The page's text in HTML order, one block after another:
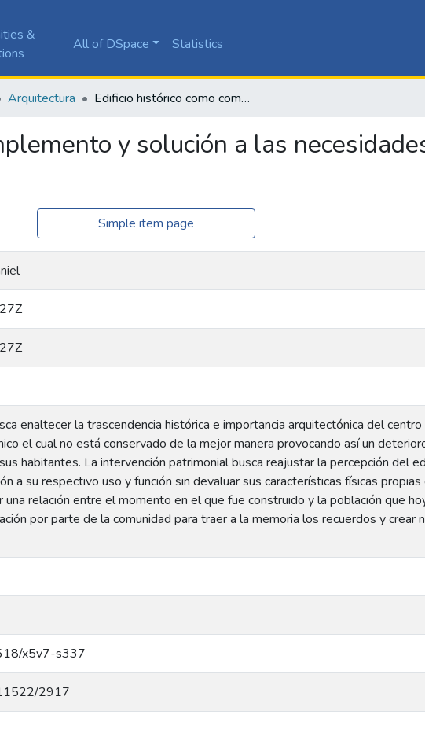
&
All of DSpace Statistics
Arquitectura Edificio histórico como complemento y solución a las necesidades de uso en el centro de Cali
y solución a las
Simple item page
enaltecer la trascendencia histórica e importancia arquitectónica del centro
el cual no está conservado de la mejor manera provocando así un
habitantes. La intervención patrimonial busca reajustar la percepción del
a su respectivo uso y función sin devaluar sus características físicas
una relación entre el momento en el que fue construido y la población que
por parte de la comunidad para traer a la memoria los recuerdos y crear
x5v7-s337
2917